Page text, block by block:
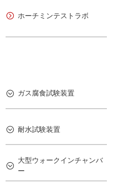
ホーチミンテストラボ
ガス腐食試験装置
耐水試験装置
大型ウォークインチャンバ
ー